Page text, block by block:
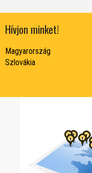
Hívjon minket!
Magyarország
Szlovákia